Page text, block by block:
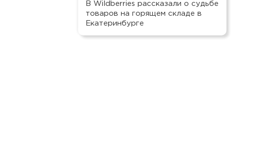
В Wildberries рассказали о судьбе
товаров на горящем складе в
Екатеринбурге